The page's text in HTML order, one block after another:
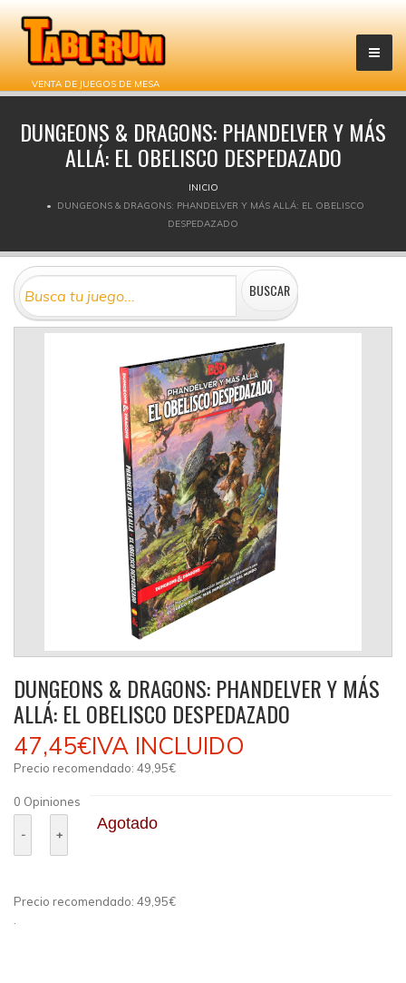
VENTA DE JUEGOS DE MESA
DUNGEONS & DRAGONS: PHANDELVER Y MÁS
ALLÁ: EL OBELISCO DESPEDAZADO
INICIO
DUNGEONS & DRAGONS: PHANDELVER Y MÁS ALLÁ: EL OBELISCO
DESPEDAZADO
DUNGEONS & DRAGONS: PHANDELVER Y MÁS
ALLÁ: EL OBELISCO DESPEDAZADO
47,45€IVA INCLUIDO
Precio recomendado: 49,95€
0 Opiniones
Agotado
Precio recomendado: 49,95€